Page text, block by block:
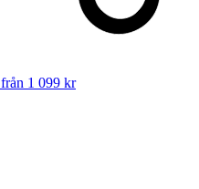
från 1 099 kr